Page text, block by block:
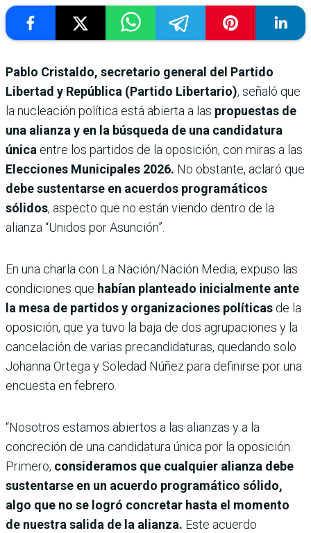
Pablo Cristaldo, secretario general del Partido
Libertad y República (Partido Libertario), señaló que
la nucleación política está abierta a las propuestas de
una alianza y en la búsqueda de una candidatura
única entre los partidos de la oposición, con miras a las
Elecciones Municipales 2026. No obstante, aclaró que
debe sustentarse en acuerdos programáticos
sólidos, aspecto que no están viendo dentro de la
alianza “Unidos por Asunción”.
En una charla con La Nación/Nación Media, expuso las
condiciones que habían planteado inicialmente ante
la mesa de partidos y organizaciones políticas de la
oposición, que ya tuvo la baja de dos agrupaciones y la
cancelación de varias precandidaturas, quedando solo
Johanna Ortega y Soledad Núñez para definirse por una
encuesta en febrero.
“Nosotros estamos abiertos a las alianzas y a la
concreción de una candidatura única por la oposición.
Primero, consideramos que cualquier alianza debe
sustentarse en un acuerdo programático sólido,
algo que no se logró concretar hasta el momento
de nuestra salida de la alianza. Este acuerdo